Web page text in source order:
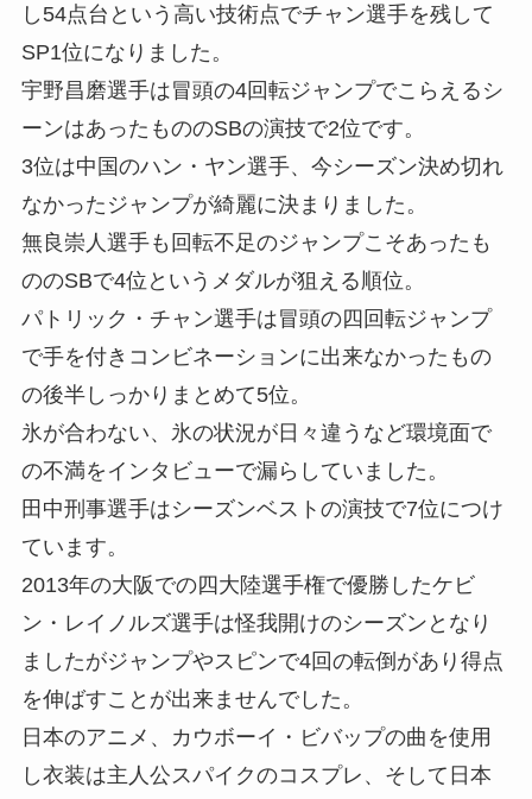
し54点台という高い技術点でチャン選手を残して
SP1位になりました。
宇野昌磨選手は冒頭の4回転ジャンプでこらえるシ
ーンはあったもののSBの演技で2位です。
3位は中国のハン・ヤン選手、今シーズン決め切れ
なかったジャンプが綺麗に決まりました。
無良崇人選手も回転不足のジャンプこそあったも
ののSBで4位というメダルが狙える順位。
パトリック・チャン選手は冒頭の四回転ジャンプ
で手を付きコンビネーションに出来なかったもの
の後半しっかりまとめて5位。
氷が合わない、氷の状況が日々違うなど環境面で
の不満をインタビューで漏らしていました。
田中刑事選手はシーズンベストの演技で7位につけ
ています。
2013年の大阪での四大陸選手権で優勝したケビ
ン・レイノルズ選手は怪我開けのシーズンとなり
ましたがジャンプやスピンで4回の転倒があり得点
を伸ばすことが出来ませんでした。
日本のアニメ、カウボーイ・ビバップの曲を使用
し衣装は主人公スパイクのコスプレ、そして日本